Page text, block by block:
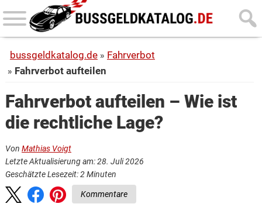
Skip
to
content
Skip
to
sidebar
bussgeldkatalog.de
Fahrverbot
Fahrverbot aufteilen
Fahrverbot aufteilen – Wie ist
die rechtliche Lage?
Von Mathias Voigt
Letzte Aktualisierung am: 28. Juli 2026
Geschätzte Lesezeit:2Minuten
Kommentare